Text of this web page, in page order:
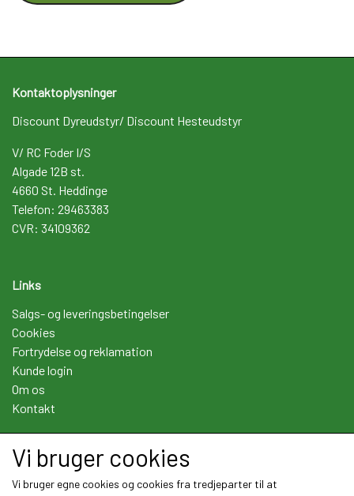
Kontaktoplysninger
Discount Dyreudstyr/ Discount Hesteudstyr
V/ RC Foder I/S
Algade 12B st.
4660 St. Heddinge
Telefon: 29463383
CVR: 34109362
Links
Salgs- og leveringsbetingelser
Cookies
Fortrydelse og reklamation
Kunde login
Om os
Kontakt
Sociale medier
Vi bruger cookies
Vi bruger egne cookies og cookies fra tredjeparter til at